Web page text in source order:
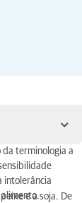
da terminologia a
intolerância
e a soja. De